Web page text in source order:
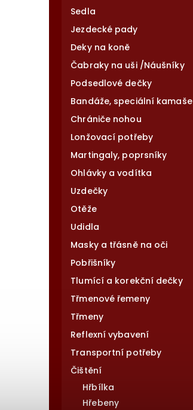
Sedla
Jezdecké pady
Deky na koně
Čabraky na uši /Náušníky
Podsedlové dečky
Bandáže, speciální kamaše
Chrániče nohou
Lonžovací potřeby
Martingaly, poprsníky
Ohlávky a vodítka
Uzdečky
Otěže
Udidla
Masky a třásně na oči
Pobřišníky
Tlumící a korekční dečky
Třmenové řemeny
Třmeny
Reflexní vybavení
Transportní potřeby
Čištění
Hřbílka
Hřebeny